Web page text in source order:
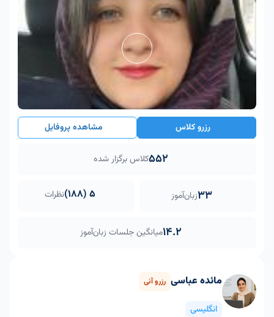
رزرو کلاس مشاهده پروفایل
552کلاس برگزار شده
33زبان‌آموز 5 (188) نظرات
14.2میانگین جلسات زبان‌آموز
مائده عباسی رزرو آنی
انگلیسی